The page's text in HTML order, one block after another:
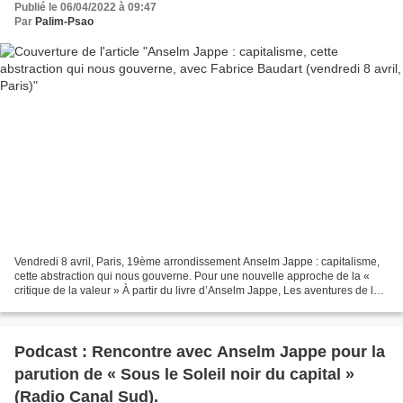
Publié le 06/04/2022 à 09:47
Par Palim-Psao
Vendredi 8 avril, Paris, 19ème arrondissement Anselm Jappe : capitalisme,
cette abstraction qui nous gouverne. Pour une nouvelle approche de la «
critique de la valeur » À partir du livre d’Anselm Jappe, Les aventures de la
Podcast : Rencontre avec Anselm Jappe pour la
parution de « Sous le Soleil noir du capital »
(Radio Canal Sud).